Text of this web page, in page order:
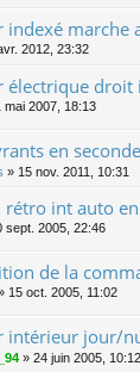
indexé marche
2012, 23:32
électrique droit
mai 2007, 18:13
en
» 15 nov. 2011, 10:31
rétro int auto
sept. 2005, 22:46
de la
15 oct. 2005, 11:02
intérieur jour/
» 24 juin 2005, 10:12